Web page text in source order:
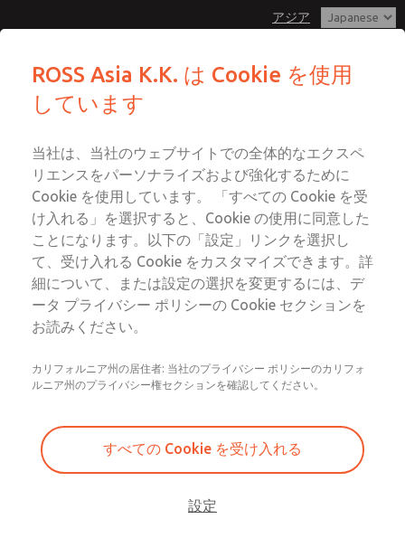
アジア
ログイン
サインアップ
MDC2 シリーズ安全排気バルブを備
えた安全エアエントリーアセンブリ
MDC2E13LF4U1NAEXCGA
た安全エアエントリーアセンブリ
MDC2E13LF4U1NAEXCGA
た安全エアエントリーアセンブリ
MDC2E13LF4U1NAEXCGA
このページをメールで送信
カスタマーサービス
042-778-7251
テクニカルサービス
042-778-7251
ROSS Asia K.K. は Cookie を使用
しています
当社は、当社のウェブサイトでの全体的なエクスペ
リエンスをパーソナライズおよび強化するために
Cookie を使用しています。 「すべての Cookie を受
け入れる」を選択すると、Cookie の使用に同意した
ことになります。以下の「設定」リンクを選択し
て、受け入れる Cookie をカスタマイズできます。詳
細について、または設定の選択を変更するには、デ
ータ プライバシー ポリシーの Cookie セクションを
お読みください。
カリフォルニア州の居住者: 当社のプライバシー ポリシーのカリフォ
ルニア州のプライバシー権セクションを確認してください。
すべての Cookie を受け入れる
設定